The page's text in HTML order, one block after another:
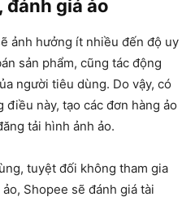
đánh giá ảo
ảnh hưởng ít nhiều đến độ uy
sản phẩm, cũng tác động
người tiêu dùng. Do vậy, có
này, tạo các đơn hàng ảo
tải hình ảnh ảo.
tuyệt đối không tham gia
Shopee sẽ đánh giá tài